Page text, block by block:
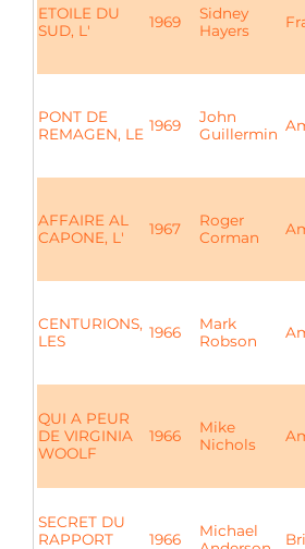
ETOILE DU
SUD, L'
1969
Sidney
Hayers
PONT DE
REMAGEN, LE 1969
John
Guillermin
AFFAIRE AL
CAPONE, L'
1967
Roger
Corman
CENTURIONS,
LES
1966
Mark
Robson
QUI A PEUR
DE VIRGINIA
WOOLF
1966
Mike
Nichols
SECRET DU
RAPPORT
1966
Michael